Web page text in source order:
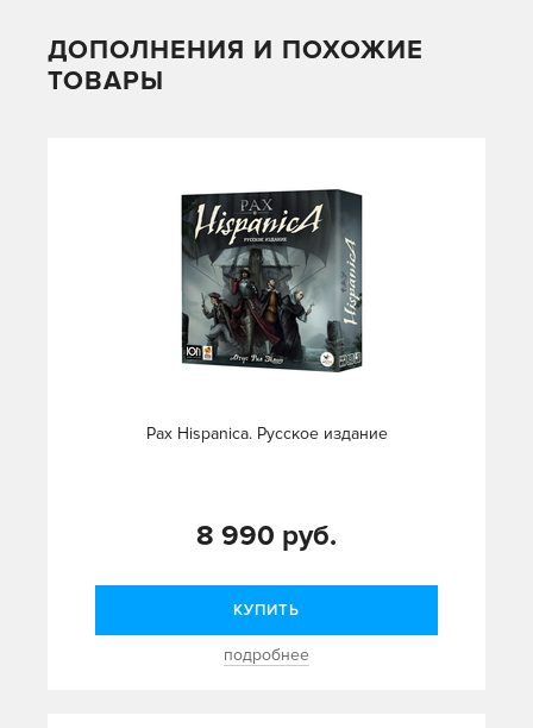
ДОПОЛНЕНИЯ И ПОХОЖИЕ
ТОВАРЫ
Pax Hispanica. Русское издание
8 990 руб.
КУПИТЬ
подробнее